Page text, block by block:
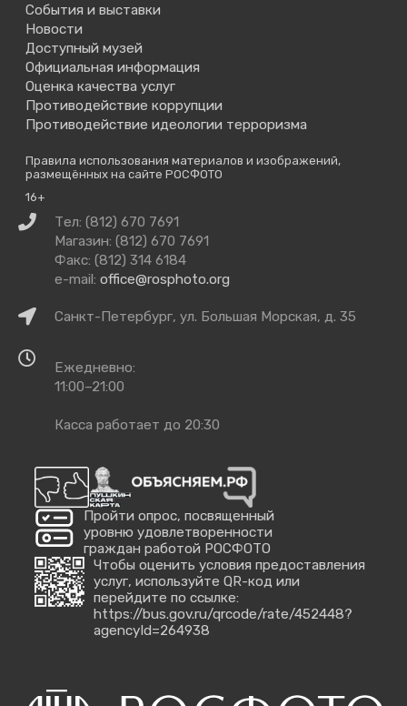
События и выставки
Новости
Доступный музей
Официальная информация
Оценка качества услуг
Противодействие коррупции
Противодействие идеологии терроризма
Правила использования материалов и изображений,
размещённых на сайте РОСФОТО
16+
Связаться
нами
Тел: (812) 670 7691
Магазин: (812) 670 7691
Факс: (812) 314 6184
e-mail: office@rosphoto.org
КакСанкт-Петербург, ул. Большая Морская, д. 35
работы
Ежедневно:
11:00–21:00
Касса работает до 20:30
Пройти опрос, посвященный
уровню удовлетворенности
граждан работой РОСФОТО
Чтобы оценить условия предоставления
услуг, используйте QR-код или
перейдите по ссылке:
https://bus.gov.ru/qrcode/rate/452448?
agencyId=264938